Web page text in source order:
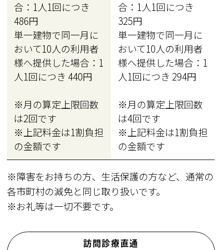
合：1人1回につき
486円
単一建物で同一月に
おいて10人の利用者
様へ提供した場合：1
人1回につき 440円
※月の算定上限回数
は2回です
※上記料金は1割負担
の金額です
合：1人1回につき
325円
単一建物で同一月に
おいて10人の利用者
様へ提供した場合：1
人1回につき 294円
※月の算定上限回数
は4回です
※上記料金は1割負担
の金額です
※障害をお持ちの方、生活保護の方など、通常の
各市町村の減免と同じ取り扱いです。
※お礼等は一切不要です。
訪問診療直通